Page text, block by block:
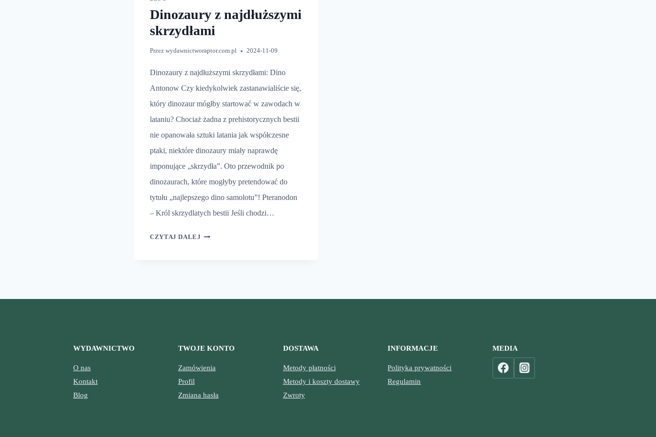
Dinozaury z najdłuższymi
skrzydłami
Przez wydawnictworaptor.com.pl 2024-11-09
Dinozaury z najdłuższymi skrzydłami: Dino
Antonow Czy kiedykolwiek zastanawialiście się,
który dinozaur mógłby startować w zawodach w
lataniu? Chociaż żadna z prehistorycznych bestii
nie opanowała sztuki latania jak współczesne
ptaki, niektóre dinozaury miały naprawdę
imponujące „skrzydła”. Oto przewodnik po
dinozaurach, które mogłyby pretendować do
tytułu „najlepszego dino samolotu”! Pteranodon
– Król skrzydlatych bestii Jeśli chodzi…
CZYTAJ DALEJ DINOZAURY
WYDAWNICTWO
O nas
Kontakt
Blog
TWOJE KONTO
Zamówienia
Profil
Zmiana hasła
DOSTAWA
Metody płatności
Metody i koszty dostawy
Zwroty
INFORMACJE
Polityka prywatności
Regulamin
MEDIA